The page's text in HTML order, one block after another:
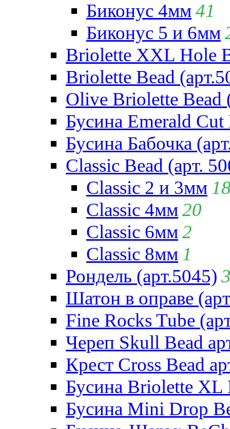
Биконус 4мм41
Биконус 5 и 6мм
Briolette XXL Hole
Briolette Bead
Olive Briolette Bead
Бусина Emerald Cut
Бусина Бабочка
Classic Bead (арт.
Classic 2 и 3мм
Classic 4мм20
Classic 6мм2
Classic 8мм 1
Рондель (арт.5045)
Шатон в оправе
Fine Rocks Tube
Череп Skull Bead
Крест Cross Bead
Бусина Briolette XL
Бусина Mini Drop